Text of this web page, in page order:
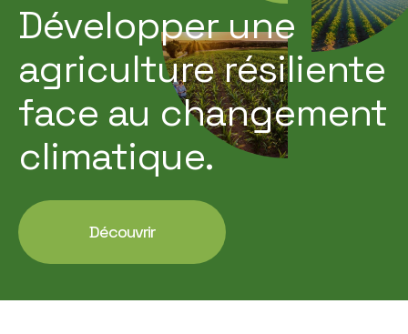
Développer une
agriculture résiliente
face au changement
climatique.
Découvrir